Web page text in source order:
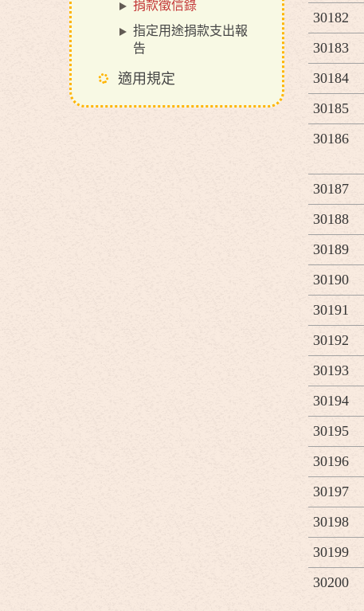
捐款徵信錄
指定用途捐款支出報
告
適用規定
30182
30183
30184
30185
30186
30187
30188
30189
30190
30191
30192
30193
30194
30195
30196
30197
30198
30199
30200